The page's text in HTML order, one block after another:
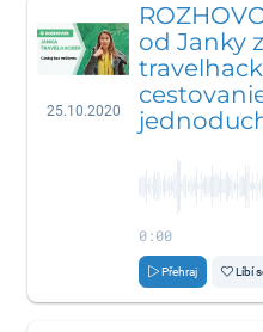
25.10.2020
od Janky
0:00
Přehraj Líbí